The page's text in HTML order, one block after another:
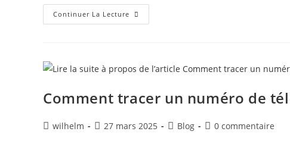
Continuer La Lecture
Comment tracer un numéro de
wilhelm 27 mars 2025 Blog 0 commentaire